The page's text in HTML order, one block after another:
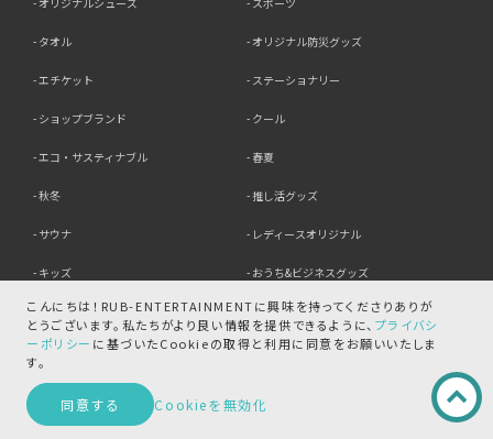
こんにちは！RUB-ENTERTAINMENTに興味を持ってくださりありが
とうございます。 私たちがより良い情報を提供できるように、 プライバシ
ーポリシー に基づいたCookieの取得と利用に同意をお願いいたしま
す。
同意する Cookieを無効化
タオル オリジナル防災グッズ
エチケット ステーショナリー
ショップブランド クール
エコ・サスティナブル 春夏
秋冬 推し活グッズ
サウナ レディースオリジナル
キッズ おうち&ビジネスグッズ
オンラインイベント オリジナルマスク
想像を超えるキャラグッズ製作
素材